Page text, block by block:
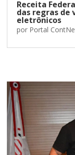
Receita
das regras de
eletrônicos
por Portal